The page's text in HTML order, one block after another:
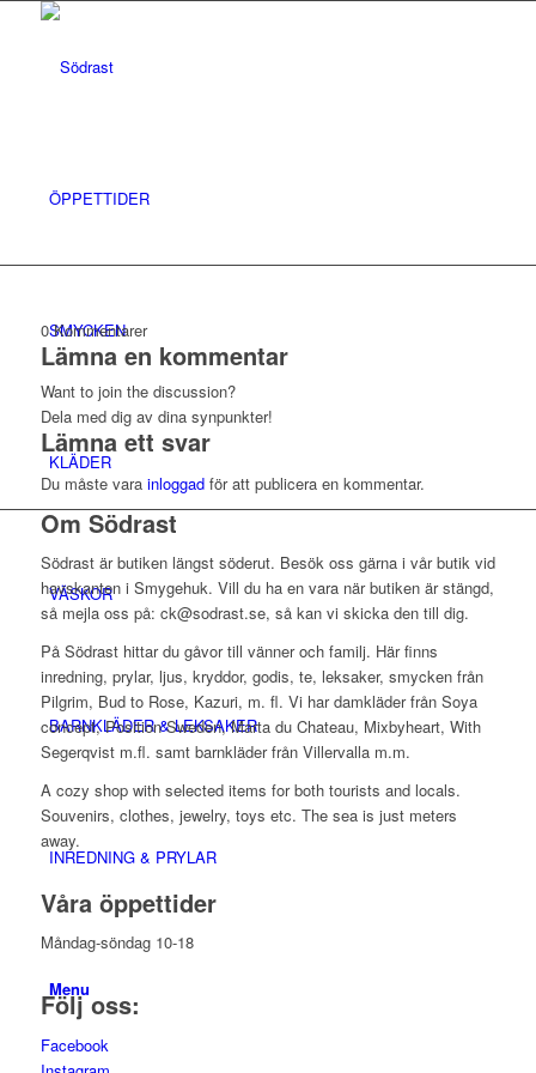
ÖPPETTIDER
SMYCKEN
KLÄDER
VÄSKOR
BARNKLÄDER & LEKSAKER
INREDNING & PRYLAR
Menu
0 Kommentarer
Lämna en kommentar
Want to join the discussion?
Dela med dig av dina synpunkter!
Lämna ett svar
Du måste vara inloggadför att publicera en kommentar.
Om Södrast
Södrast är butiken längst söderut. Besök oss gärna i vår butik vid
havskanten i Smygehuk. Vill du ha en vara när butiken är stängd,
så mejla oss på: ck@sodrast.se, så kan vi skicka den till dig.
På Södrast hittar du gåvor till vänner och familj. Här finns
inredning, prylar, ljus, kryddor, godis, te, leksaker, smycken från
Pilgrim, Bud to Rose, Kazuri, m. fl. Vi har damkläder från Soya
concept, Position Sweden, Marta du Chateau, Mixbyheart, With
Segerqvist m.fl. samt barnkläder från Villervalla m.m.
A cozy shop with selected items for both tourists and locals.
Souvenirs, clothes, jewelry, toys etc. The sea is just meters
away.
Våra öppettider
Måndag-söndag 10-18
Följ oss:
Facebook